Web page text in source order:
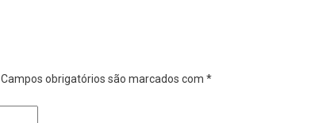
Campos obrigatórios são marcados com *